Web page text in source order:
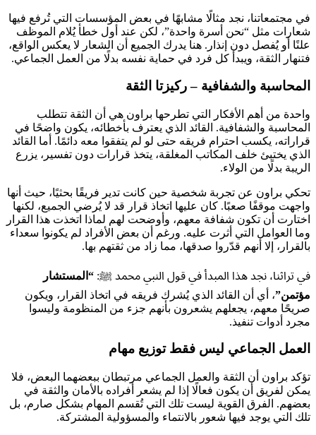
في مجتمعاتنا، نجد مثالًا مشابهًا في بعض المؤسسات التي تُرفع فيها
شعارات مثل “نحن أسرة واحدة”، لكن عند أول خطأ يُلام الموظف
علنًا أو يُفصل دون إنذار. هنا يدرك الجميع أن الشعار لا يعكس الواقع،
فتنهار الثقة، ويبدأ كل فرد في حماية نفسه بدلًا من العمل الجماعي.
المحاسبة والشفافية – ركيزتا الثقة
واحدة من أهم الأفكار التي تطرحها براون هي أن الثقة تتطلب
المحاسبة والشفافية. القائد الذي يعترف بأخطائه، يكون واضحًا في
قراراته، يكسب احترام فريقه حتى لو لم يتفقوا معه دائمًا. أما القائد
الذي يختبئ خلف المكاتب المغلقة، يتخذ قرارات دون تفسير، يزرع
الريبة بدلًا من الولاء.
تحكي براون عن تجربة شخصية حين كانت تدير فريقًا بحثيًا، حيث أنها
واجهت موقفًا صعبًا. كان عليها اتخاذ قرار قد لا يُرضي الجميع، لكنها
اختارت أن تكون شفافة معهم، وأوضحت لهم لماذا اتخذت هذا القرار
وما العوامل التي أثرت عليه. ورغم أن بعض الأفراد لم يكونوا سعداء
بالقرار، إلا أنهم قدّروا صدقها، مما زاد من ثقتهم بها.
في تراثنا، نجد هذا المبدأ في قول النبي محمد ﷺ: “المستشار
مؤتمن”، أي أن القائد الذي يُشرك فريقه في اتخاذ القرار، ويكون
صريحًا معهم، يجعلهم يشعرون بأنهم جزء من المنظومة وليسوا
مجرد أدوات تنفيذ.
العمل الجماعي ليس فقط توزيع مهام
تؤكد براون أن الثقة والعمل الجماعي مرتبطان ببعضهما البعض، فلا
يمكن لفريق أن يكون فعالًا إذا لم يشعر أفراده بالأمان والثقة في
بعضهم. الفرق القوية ليست تلك التي تُقسم المهام بشكل صارم، بل
تلك التي يوجد فيها شعور بالانتماء والمسؤولية المشتركة.